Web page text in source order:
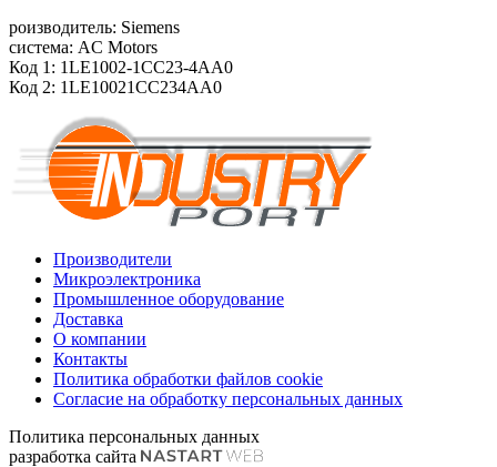
роизводитель: Siemens
система: AC Motors
Код 1: 1LE1002-1CC23-4AA0
Код 2: 1LE10021CC234AA0
Производители
Микроэлектроника
Промышленное оборудование
Доставка
О компании
Контакты
Политика обработки файлов cookie
Согласие на обработку персональных данных
Политика персональных данных
разработка сайта